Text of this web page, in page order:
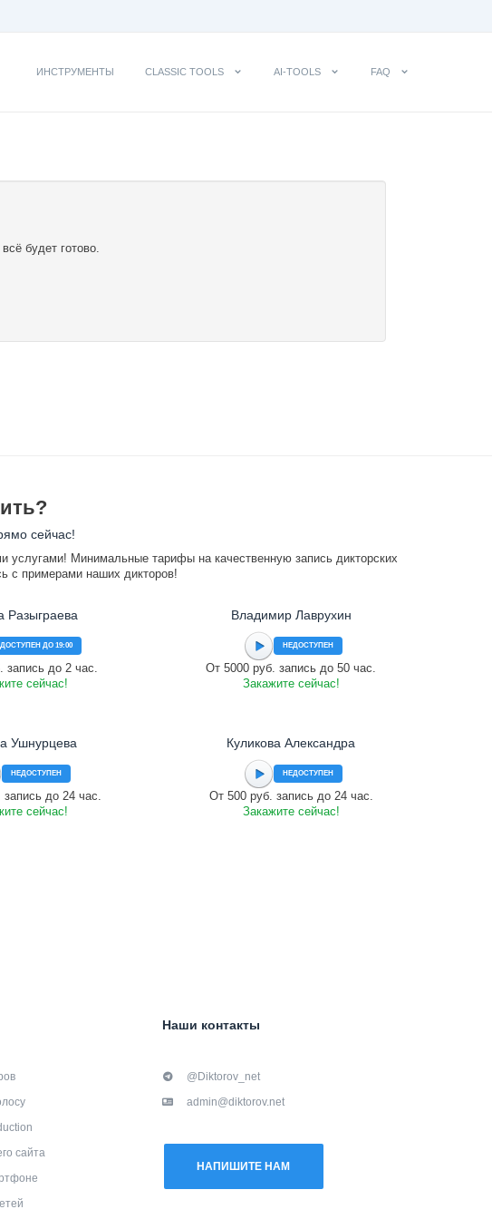
ИНСТРУМЕНТЫ CLASSIC TOOLS AI-TOOLS FAQ
будет готово.
сейчас!
услугами! Минимальные тарифы на качественную запись дикторских
с примерами наших дикторов!
Разыграева
ДОСТУПЕН ДО 19:00
запись до 2 час.
сейчас!
Владимир Лаврухин
НЕДОСТУПЕН
От 5000 руб. запись до 50 час.
Закажите сейчас!
Ушнурцева
НЕДОСТУПЕН
до 24 час.
сейчас!
Куликова Александра
НЕДОСТУПЕН
От 500 руб. запись до 24 час.
Закажите сейчас!
сайта
Наши контакты
@Diktorov_net
admin@diktorov.net
НАПИШИТЕ НАМ